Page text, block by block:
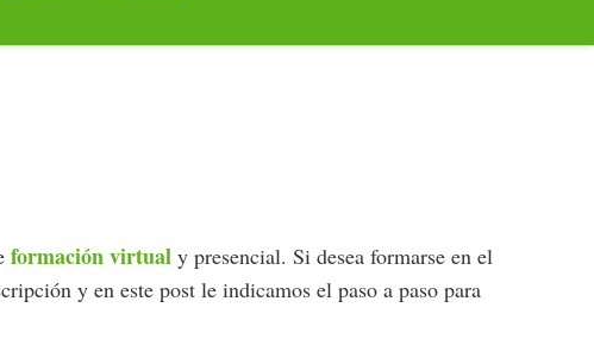
formación virtualy presencial. Si desea formarse en el
y en este post le indicamos el paso a paso para